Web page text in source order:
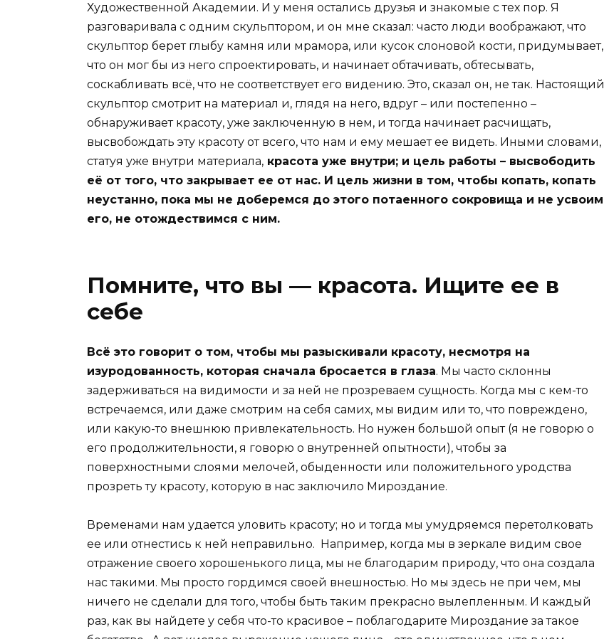
Художественной Академии. И у меня остались друзья и знакомые с тех пор. Я
разговаривала с одним скульптором, и он мне сказал: часто люди воображают, что
скульптор берет глыбу камня или мрамора, или кусок слоновой кости, придумывает,
что он мог бы из него спроектировать, и начинает обтачивать, обтесывать,
соскабливать всё, что не соответствует его видению. Это, сказал он, не так. Настоящий
скульптор смотрит на материал и, глядя на него, вдруг – или постепенно –
обнаруживает красоту, уже заключенную в нем, и тогда начинает расчищать,
высвобождать эту красоту от всего, что нам и ему мешает ее видеть. Иными словами,
статуя уже внутри материала, красота уже внутри; и цель работы – высвободить
её от того, что закрывает ее от нас. И цель жизни в том, чтобы копать, копать
неустанно, пока мы не доберемся до этого потаенного сокровища и не усвоим
его, не отождествимся с ним.
Помните, что вы — красота. Ищите ее в
себе
Всё это говорит о том, чтобы мы разыскивали красоту, несмотря на
изуродованность, которая сначала бросается в глаза. Мы часто склонны
задерживаться на видимости и за ней не прозреваем сущность. Когда мы с кем-то
встречаемся, или даже смотрим на себя самих, мы видим или то, что повреждено,
или какую-то внешнюю привлекательность. Но нужен большой опыт (я не говорю о
его продолжительности, я говорю о внутренней опытности), чтобы за
поверхностными слоями мелочей, обыденности или положительного уродства
прозреть ту красоту, которую в нас заключило Мироздание.
Временами нам удается уловить красоту; но и тогда мы умудряемся перетолковать
ее или отнестись к ней неправильно. Например, когда мы в зеркале видим свое
отражение своего хорошенького лица, мы не благодарим природу, что она создала
нас такими. Мы просто гордимся своей внешностью. Но мы здесь не при чем, мы
ничего не сделали для того, чтобы быть таким прекрасно вылепленным. И каждый
раз, как вы найдете у себя что-то красивое – поблагодарите Мироздание за такое